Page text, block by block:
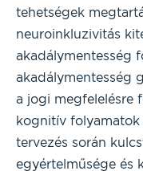
tehetségek
neuroinkluzivitás
akadálymentesség
akadálymentesség
a jogi megfelelésre
kognitív
tervezés során
egyértelműsége és